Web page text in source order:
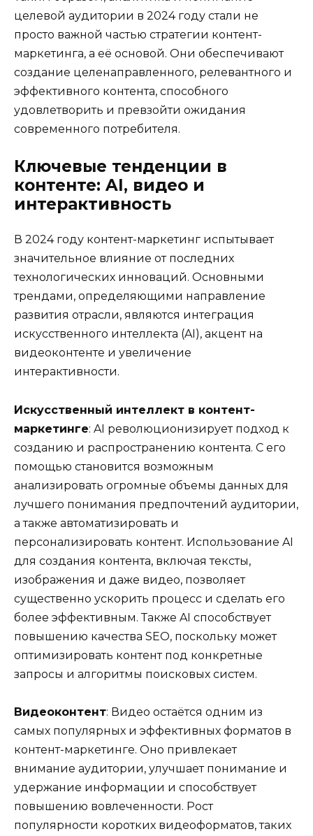
целевой аудитории в 2024 году стали не
просто важной частью стратегии контент-
маркетинга, а её основой. Они обеспечивают
создание целенаправленного, релевантного и
эффективного контента, способного
удовлетворить и превзойти ожидания
современного потребителя.
Ключевые тенденции в
контенте: AI, видео и
интерактивность
В 2024 году контент-маркетинг испытывает
значительное влияние от последних
технологических инноваций. Основными
трендами, определяющими направление
развития отрасли, являются интеграция
искусственного интеллекта (AI), акцент на
видеоконтенте и увеличение
интерактивности.
Искусственный интеллект в контент-
маркетинге: AI революционизирует подход к
созданию и распространению контента. С его
помощью становится возможным
анализировать огромные объемы данных для
лучшего понимания предпочтений аудитории,
а также автоматизировать и
персонализировать контент. Использование AI
для создания контента, включая тексты,
изображения и даже видео, позволяет
существенно ускорить процесс и сделать его
более эффективным. Также AI способствует
повышению качества SEO, поскольку может
оптимизировать контент под конкретные
запросы и алгоритмы поисковых систем.
Видеоконтент: Видео остаётся одним из
самых популярных и эффективных форматов в
контент-маркетинге. Оно привлекает
внимание аудитории, улучшает понимание и
удержание информации и способствует
повышению вовлеченности. Рост
популярности коротких видеоформатов, таких